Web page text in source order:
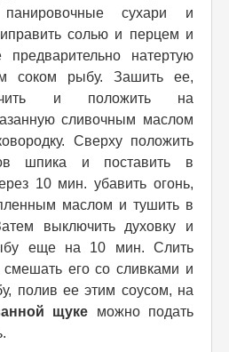
сухари и
солью и перцем и
натертую
соком рыбу. Зашить ее,
и положить на
сливочным маслом
Сверху положить
шпика и поставить в
10 мин. убавить огонь,
маслом и тушить в
выключить духовку и
еще на 10 мин. Слить
его со сливками и
полив ее этим соусом, на
щуке можно подать